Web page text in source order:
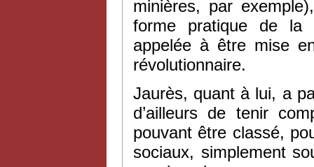
minières, par
forme pratique de la
appelée à être mise
révolutionnaire.
Jaurès, quant à lui, a
d’ailleurs de tenir
pouvant être classé,
sociaux, simplement